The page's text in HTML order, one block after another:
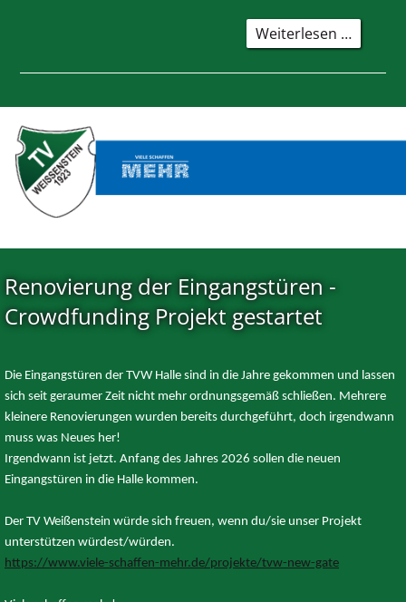
Weiterlesen …Frohe
und
Rutsch
Renovierung der Eingangstüren -
Crowdfunding Projekt gestartet
Die Eingangstüren der TVW Halle sind in die Jahre gekommen und lassen
sich seit geraumer Zeit nicht mehr ordnungsgemäß schließen. Mehrere
kleinere Renovierungen wurden bereits durchgeführt, doch irgendwann
muss was Neues her!
Irgendwann ist jetzt. Anfang des Jahres 2026 sollen die neuen
Eingangstüren in die Halle kommen.
Der TV Weißenstein würde sich freuen, wenn du/sie unser Projekt
unterstützen würdest/würden.
https://www.viele-schaffen-mehr.de/projekte/tvw-new-gate